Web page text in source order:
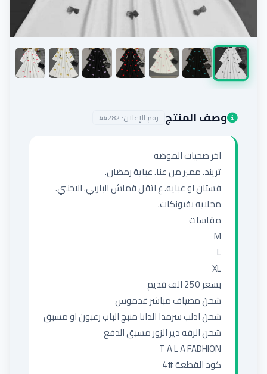
إضافة إعلان
وصف المنتج رقم الإعلان: 44282
كود القطعة #4